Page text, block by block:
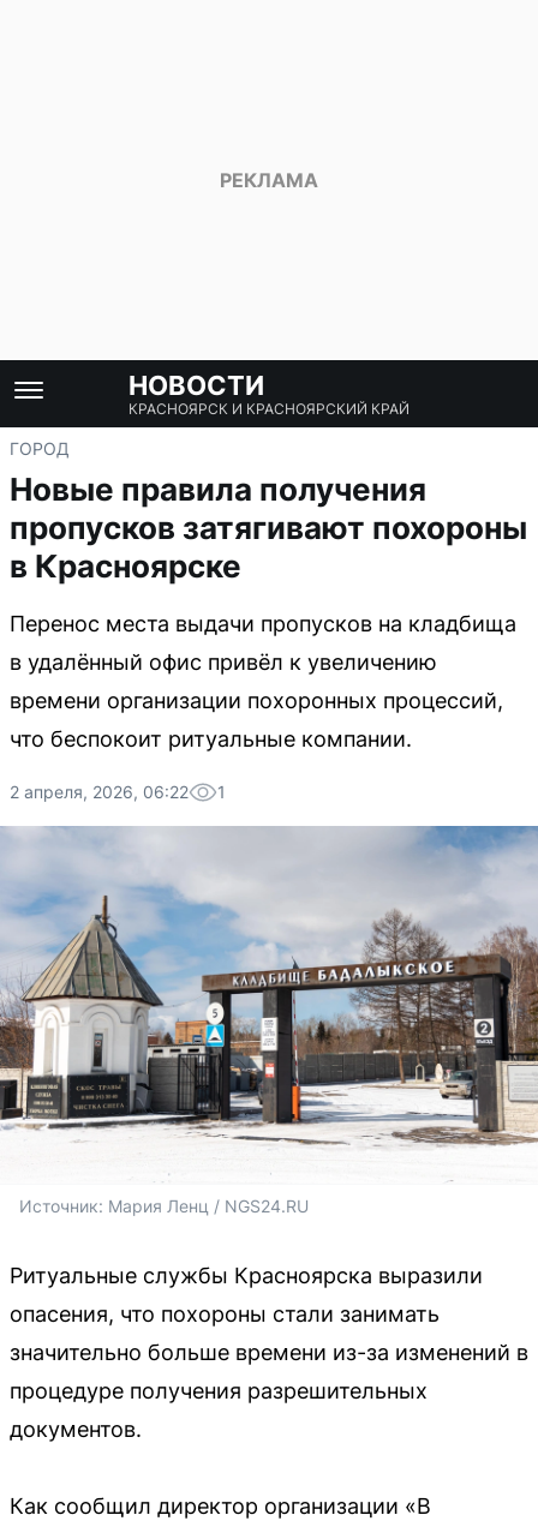
НОВОСТИ
КРАСНОЯРСК И КРАСНОЯРСКИЙ КРАЙ
ГОРОД
Новые правила получения
пропусков затягивают похороны
в Красноярске
Перенос места выдачи пропусков на кладбища
в удалённый офис привёл к увеличению
времени организации похоронных процессий,
что беспокоит ритуальные компании.
2 апреля, 2026, 06:22 1
Источник: Мария Ленц / NGS24.RU
Ритуальные службы Красноярска выразили
опасения, что похороны стали занимать
значительно больше времени из-за изменений в
процедуре получения разрешительных
документов.
Как сообщил директор организации «В